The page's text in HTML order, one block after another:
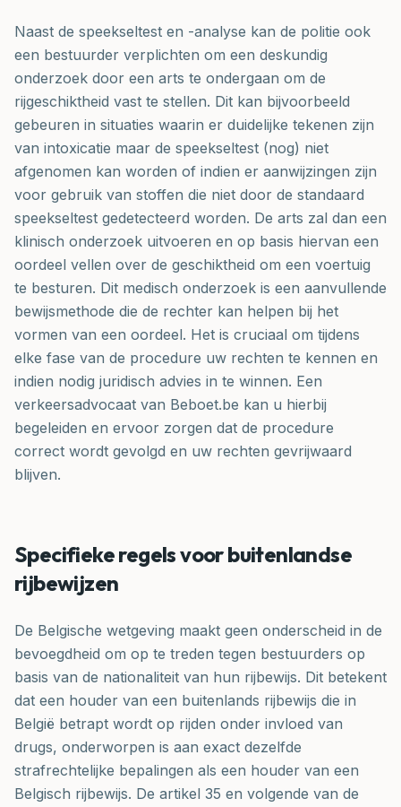
Naast de speekseltest en -analyse kan de politie ook
een bestuurder verplichten om een deskundig
onderzoek door een arts te ondergaan om de
rijgeschiktheid vast te stellen. Dit kan bijvoorbeeld
gebeuren in situaties waarin er duidelijke tekenen zijn
van intoxicatie maar de speekseltest (nog) niet
afgenomen kan worden of indien er aanwijzingen zijn
voor gebruik van stoffen die niet door de standaard
speekseltest gedetecteerd worden. De arts zal dan een
klinisch onderzoek uitvoeren en op basis hiervan een
oordeel vellen over de geschiktheid om een voertuig
te besturen. Dit medisch onderzoek is een aanvullende
bewijsmethode die de rechter kan helpen bij het
vormen van een oordeel. Het is cruciaal om tijdens
elke fase van de procedure uw rechten te kennen en
indien nodig juridisch advies in te winnen. Een
verkeersadvocaat van Beboet.be kan u hierbij
begeleiden en ervoor zorgen dat de procedure
correct wordt gevolgd en uw rechten gevrijwaard
blijven.
Specifieke regels voor buitenlandse
rijbewijzen
De Belgische wetgeving maakt geen onderscheid in de
bevoegdheid om op te treden tegen bestuurders op
basis van de nationaliteit van hun rijbewijs. Dit betekent
dat een houder van een buitenlands rijbewijs die in
België betrapt wordt op rijden onder invloed van
drugs, onderworpen is aan exact dezelfde
strafrechtelijke bepalingen als een houder van een
Belgisch rijbewijs. De artikel 35 en volgende van de